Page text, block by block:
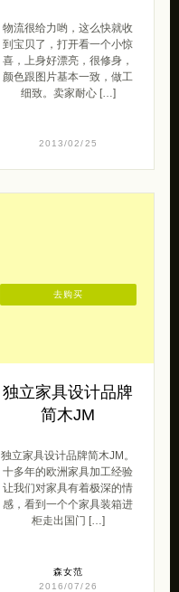
物流很给力哟，这么快就收
到宝贝了，打开看一个小惊
喜，上身好漂亮，很修身，
颜色跟图片基本一致，做工
细致。卖家耐心 […]
2013/02/25
独立家具设计品牌
简木JM
独立家具设计品牌简木JM。
十多年的欧洲家具加工经验
让我们对家具有着极深的情
感，看到一个个家具装箱进
柜走出国门 […]
森女范
2016/07/26
去购买